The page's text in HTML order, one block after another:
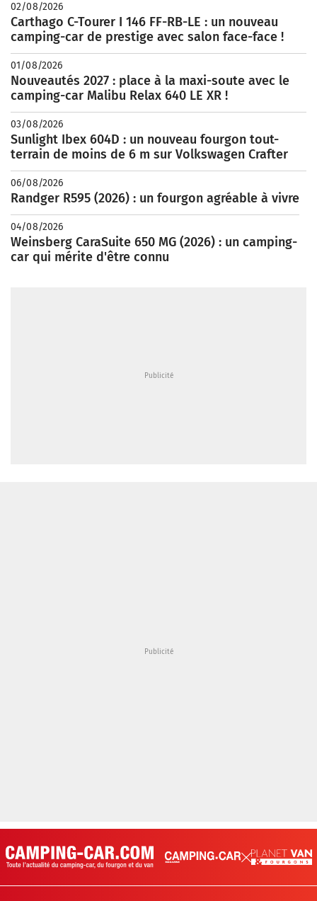
02/08/2026
Carthago C-Tourer I 146 FF-RB-LE : un nouveau
camping-car de prestige avec salon face-face !
01/08/2026
Nouveautés 2027 : place à la maxi-soute avec le
camping-car Malibu Relax 640 LE XR !
03/08/2026
Sunlight Ibex 604D : un nouveau fourgon tout-
terrain de moins de 6 m sur Volkswagen Crafter
06/08/2026
Randger R595 (2026) : un fourgon agréable à vivre
04/08/2026
Weinsberg CaraSuite 650 MG (2026) : un camping-
car qui mérite d'être connu